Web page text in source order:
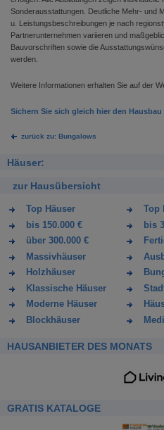
Sonderausstattungen. Deutliche Mehr- und
u. Leistungsbeschreibungen je nach
Partnerunternehmen variieren und
Bauvorschriften sowie die
werden.
Weitere Informationen erhalten Sie auf der
Sichern Sie sich gleich hier den
zurück zu: Bungalows
Häuser:
zur Hausübersicht
Top Häuser
Top
bis 150.000 €
bis
über 300.000 €
Massivhäuser
Holzhäuser
Klassische Häuser
Moderne Häuser
Blockhäuser
HAUSANBIETER DES MONATS
GRATIS KATALOGE